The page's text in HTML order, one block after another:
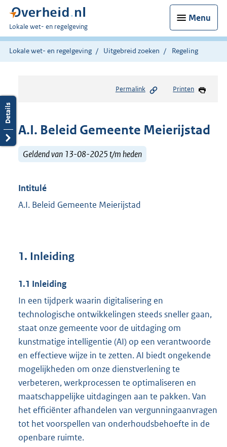
Menu
U
bent
hier:
Lokale wet- en regelgeving
Lokale wet- en regelgeving Uitgebreid zoeken Regeling
Permalink Printen
A.I. Beleid Gemeente Meierijstad
Geldend van 13-08-2025 t/m heden
Intitulé
A.I. Beleid Gemeente Meierijstad
1. Inleiding
1.1 Inleiding
In een tijdperk waarin digitalisering en
technologische ontwikkelingen steeds sneller gaan,
staat onze gemeente voor de uitdaging om
kunstmatige intelligentie (AI) op een verantwoorde
en effectieve wijze in te zetten. AI biedt ongekende
mogelijkheden om onze dienstverlening te
verbeteren, werkprocessen te optimaliseren en
maatschappelijke uitdagingen aan te pakken. Van
het efficiënter afhandelen van vergunningaanvragen
tot het voorspellen van onderhoudsbehoefte in de
openbare ruimte.